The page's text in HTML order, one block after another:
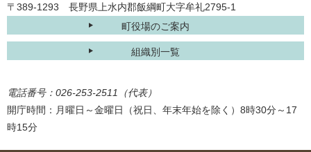
〒389-1293 長野県上水内郡飯綱町大字牟礼2795-1
町役場のご案内
組織別一覧
電話番号：026-253-2511（代表）
開庁時間：月曜日～金曜日（祝日、年末年始を除く）8時30分～17
時15分